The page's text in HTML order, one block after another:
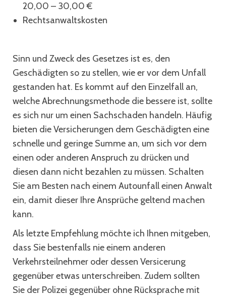
20,00 – 30,00 €
Rechtsanwaltskosten
Sinn und Zweck des Gesetzes ist es, den
Geschädigten so zu stellen, wie er vor dem Unfall
gestanden hat. Es kommt auf den Einzelfall an,
welche Abrechnungsmethode die bessere ist, sollte
es sich nur um einen Sachschaden handeln. Häufig
bieten die Versicherungen dem Geschädigten eine
schnelle und geringe Summe an, um sich vor dem
einen oder anderen Anspruch zu drücken und
diesen dann nicht bezahlen zu müssen. Schalten
Sie am Besten nach einem Autounfall einen Anwalt
ein, damit dieser Ihre Ansprüche geltend machen
kann.
Als letzte Empfehlung möchte ich Ihnen mitgeben,
dass Sie bestenfalls nie einem anderen
Verkehrsteilnehmer oder dessen Versicerung
gegenüber etwas unterschreiben. Zudem sollten
Sie der Polizei gegenüber ohne Rücksprache mit